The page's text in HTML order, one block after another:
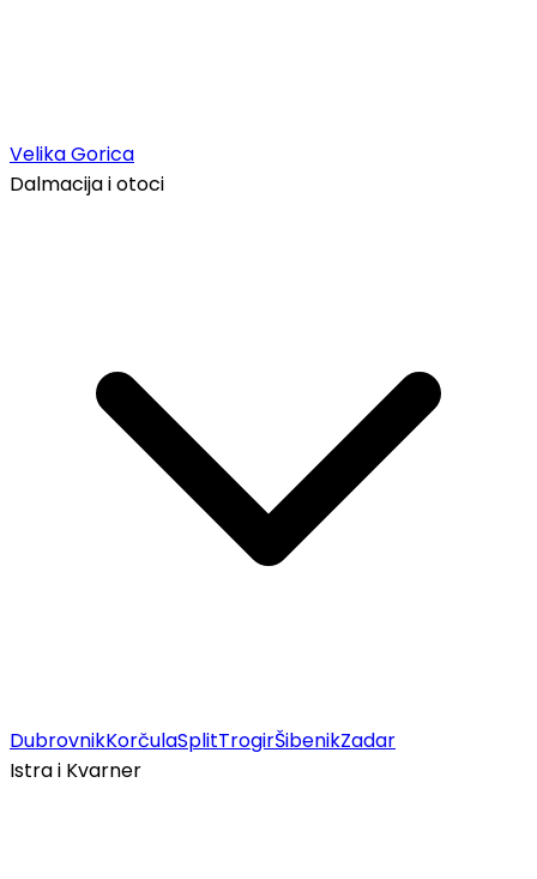
Velika Gorica
Dalmacija i otoci
DubrovnikKorčulaSplitTrogirŠibenikZadar
Istra i Kvarner